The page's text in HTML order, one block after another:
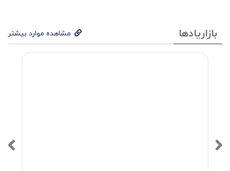
بازاریادها مشاهده موارد بیشتر